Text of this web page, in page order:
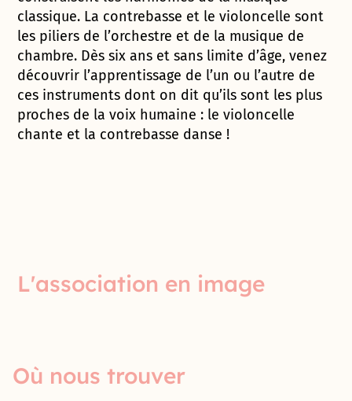
classique. La contrebasse et le violoncelle sont
les piliers de l’orchestre et de la musique de
chambre. Dès six ans et sans limite d’âge, venez
découvrir l’apprentissage de l’un ou l’autre de
ces instruments dont on dit qu’ils sont les plus
proches de la voix humaine : le violoncelle
chante et la contrebasse danse !
L'association en image
Où nous trouver